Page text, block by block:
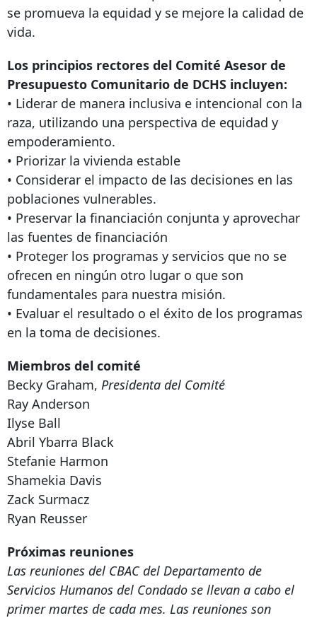
se promueva la equidad y se mejore la calidad de
vida.
Los principios rectores del Comité Asesor de
Presupuesto Comunitario de DCHS incluyen:
• Liderar de manera inclusiva e intencional con la
raza, utilizando una perspectiva de equidad y
empoderamiento.
• Priorizar la vivienda estable
• Considerar el impacto de las decisiones en las
poblaciones vulnerables.
• Preservar la financiación conjunta y aprovechar
las fuentes de financiación
• Proteger los programas y servicios que no se
ofrecen en ningún otro lugar o que son
fundamentales para nuestra misión.
• Evaluar el resultado o el éxito de los programas
en la toma de decisiones.
Miembros del comité
Becky Graham, Presidenta del Comité
Ray Anderson
Ilyse Ball
Abril Ybarra Black
Stefanie Harmon
Shamekia Davis
Zack Surmacz
Ryan Reusser
Próximas reuniones
Las reuniones del CBAC del Departamento de
Servicios Humanos del Condado se llevan a cabo el
primer martes de cada mes. Las reuniones son